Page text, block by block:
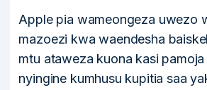
Apple pia wameongeza uwezo
mazoezi kwa waendesha
mtu ataweza kuona kasi
nyingine kumhusu kupitia saa